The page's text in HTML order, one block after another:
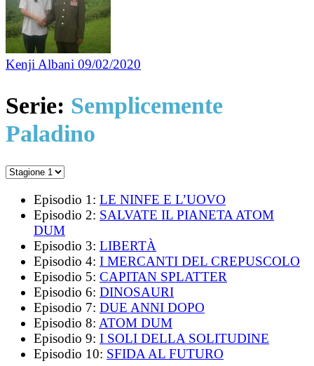
Kenji Albani 09/02/2020
Serie: Semplicemente
Paladino
Episodio 1: LE NINFE E L’UOVO
Episodio 2: SALVATE IL PIANETA ATOM
DUM
Episodio 3: LIBERTÀ
Episodio 4: I MERCANTI DEL CREPUSCOLO
Episodio 5: CAPITAN SPLATTER
Episodio 6: DINOSAURI
Episodio 7: DUE ANNI DOPO
Episodio 8: ATOM DUM
Episodio 9: I SOLI DELLA SOLITUDINE
Episodio 10: SFIDA AL FUTURO